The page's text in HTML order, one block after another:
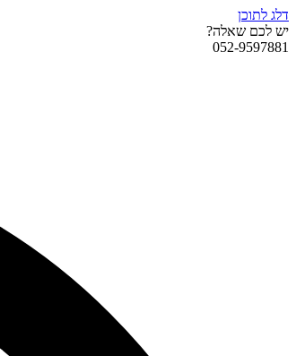
דלג לתוכן
יש לכם שאלה?
052-9597881